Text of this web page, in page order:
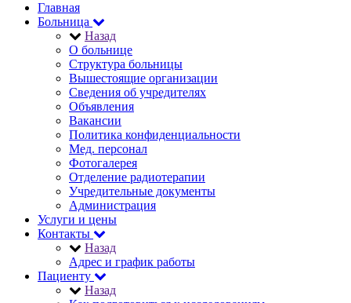
Главная
Больница
Назад
О больнице
Структура больницы
Вышестоящие организации
Сведения об учредителях
Объявления
Вакансии
Политика конфиденциальности
Мед. персонал
Фотогалерея
Отделение радиотерапии
Учредительные документы
Администрация
Услуги и цены
Контакты
Назад
Адрес и график работы
Пациенту
Назад